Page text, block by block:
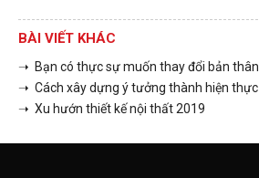
BÀI VIẾT KHÁC
➝ Bạn có thực sự muốn thay đổi bản thân
➝ Cách xây dựng ý tưởng thành hiện thực
➝ Xu hướn thiết kế nội thất 2019